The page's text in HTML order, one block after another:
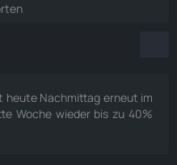
heute Nachmittag erneut im
Woche wieder bis zu 40%